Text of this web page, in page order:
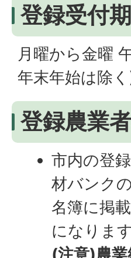
登録受付
月曜から金曜
年末年始は除
登録農業
市内の登
材バンク
名簿に掲
になります